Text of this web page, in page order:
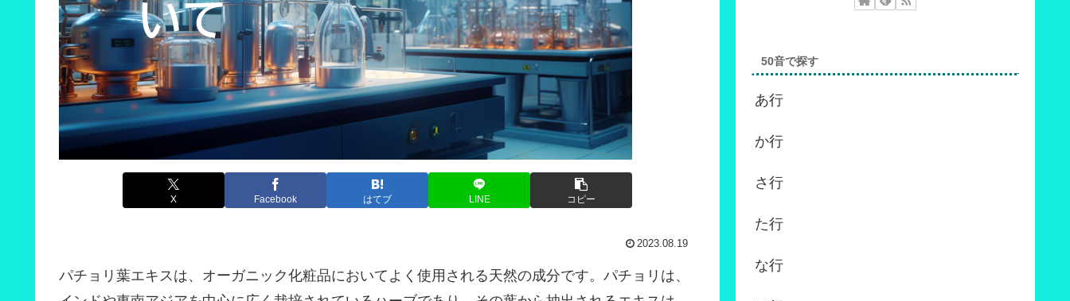
X Facebook はてブ LINE コピー
2023.08.19
パチョリ葉エキスは、オーガニック化粧品においてよく使用される天然の成分です。パチョリは、
50音で探す
あ行
か行
さ行
た行
な行